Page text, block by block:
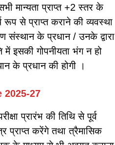
मान्यता प्राप्त +2 स्तर के
रूप से प्राप्त कराने की व्यवस्था
संस्थान के प्रधान / उनके द्वारा
में इसकी गोपनीयता भंग न हो
के प्रधान की होगी ।
2025-27
प्रारंभ की तिथि से पूर्व
प्राप्त करेंगे तथा त्रैमासिक